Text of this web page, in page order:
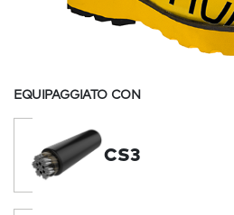
EQUIPAGGIATO CON
CS3